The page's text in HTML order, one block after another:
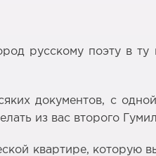
русскому поэту в
документов, с
из вас второго
квартире,